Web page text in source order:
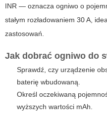
INR — oznacza ogniwo o
stałym rozładowaniem 30 A,
zastosowań.
Jak dobrać ogniwo do
Sprawdź, czy urządzenie
baterię wbudowaną.
Określ oczekiwaną
wyższych wartości mAh.